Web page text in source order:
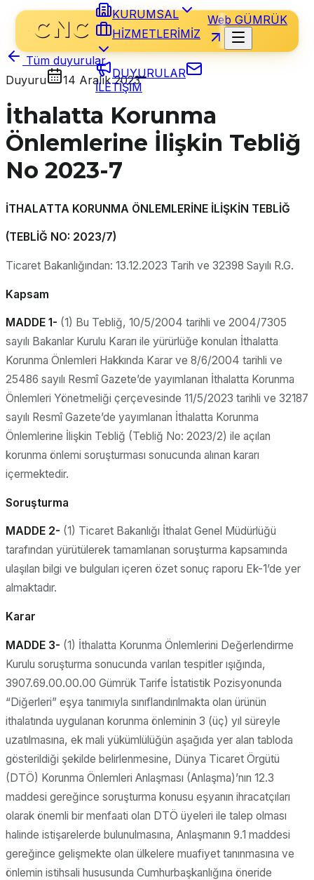
KURUMSAL
HİZMETLERİMİZ
DUYURULAR
İLETİŞİM
Web GÜMRÜK
Tüm duyurular
Duyuru
14 Aralık 2023
İthalatta Korunma
Önlemlerine İlişkin Tebliğ
No 2023-7
İTHALATTA KORUNMA ÖNLEMLERİNE İLİŞKİN TEBLİĞ
(TEBLİĞ NO: 2023/7)
Ticaret Bakanlığından: 13.12.2023 Tarih ve 32398 Sayılı R.G.
Kapsam
MADDE 1- (1) Bu Tebliğ, 10/5/2004 tarihli ve 2004/7305
sayılı Bakanlar Kurulu Kararı ile yürürlüğe konulan İthalatta
Korunma Önlemleri Hakkında Karar ve 8/6/2004 tarihli ve
25486 sayılı Resmî Gazete’de yayımlanan İthalatta Korunma
Önlemleri Yönetmeliği çerçevesinde 11/5/2023 tarihli ve 32187
sayılı Resmî Gazete’de yayımlanan İthalatta Korunma
Önlemlerine İlişkin Tebliğ (Tebliğ No: 2023/2) ile açılan
korunma önlemi soruşturması sonucunda alınan kararı
içermektedir.
Soruşturma
MADDE 2- (1) Ticaret Bakanlığı İthalat Genel Müdürlüğü
tarafından yürütülerek tamamlanan soruşturma kapsamında
ulaşılan bilgi ve bulguları içeren özet sonuç raporu Ek-1’de yer
almaktadır.
Karar
MADDE 3- (1) İthalatta Korunma Önlemlerini Değerlendirme
Kurulu soruşturma sonucunda varılan tespitler ışığında,
3907.69.00.00.00 Gümrük Tarife İstatistik Pozisyonunda
“Diğerleri” eşya tanımıyla sınıflandırılmakta olan ürünün
ithalatında uygulanan korunma önleminin 3 (üç) yıl süreyle
uzatılmasına, ek mali yükümlülüğün aşağıda yer alan tabloda
gösterildiği şekilde belirlenmesine, Dünya Ticaret Örgütü
(DTÖ) Korunma Önlemleri Anlaşması (Anlaşma)’nın 12.3
maddesi gereğince soruşturma konusu eşyanın ihracatçıları
olarak önemli bir menfaati olan DTÖ üyeleri ile talep olması
halinde istişarelerde bulunulmasına, Anlaşmanın 9.1 maddesi
gereğince gelişmekte olan ülkelere muafiyet tanınmasına ve
önlemin istihsali hususunda Cumhurbaşkanlığına öneride